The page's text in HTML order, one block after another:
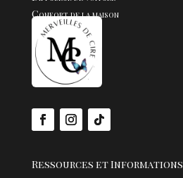
Confort de la maison
Fondants
Bijoux
Ressources et Informations